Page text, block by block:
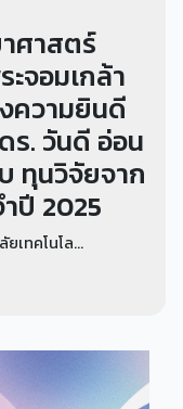
ศาสตร์
จอมเกล้า
ความยินดี
ร. วันดี อ่อน
ทุนวิจัยจาก
ปี 2025
เทคโนโล...